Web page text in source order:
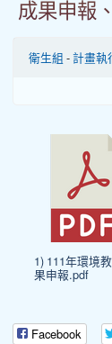
成果申報
衛生組 - 計畫執
1) 111年環境
果申報.pdf
Facebook